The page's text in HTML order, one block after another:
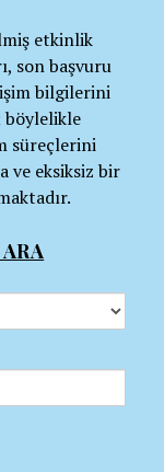
etkinlik
son başvuru
bilgilerini
böylelikle
süreçlerini
ve eksiksiz bir